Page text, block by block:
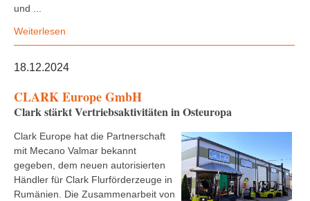
und ...
Weiterlesen
18.12.2024
CLARK Europe GmbH
Clark stärkt Vertriebsaktivitäten in Osteuropa
Clark Europe hat die Partnerschaft
mit Mecano Valmar bekannt
gegeben, dem neuen autorisierten
Händler für Clark Flurförderzeuge in
Rumänien. Die Zusammenarbeit von